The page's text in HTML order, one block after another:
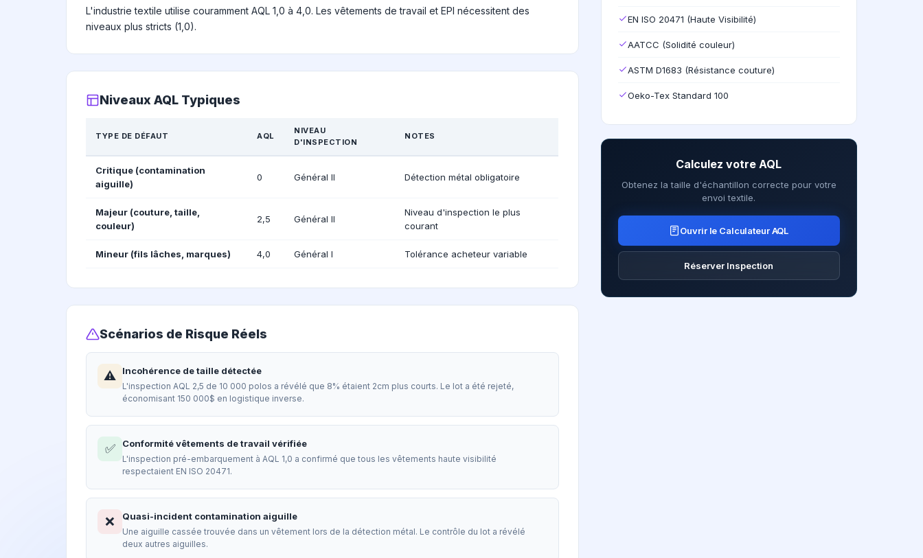
L'industrie textile utilise couramment AQL 1,0 à 4,0. Les vêtements de travail et EPI nécessitent des
niveaux plus stricts (1,0).
Niveaux AQL Typiques
TYPE DE DÉFAUT AQL
NIVEAU
D'INSPECTION
NOTES
Critique (contamination
aiguille)
0 Général II Détection métal obligatoire
Majeur (couture, taille,
couleur)
2,5 Général II
Niveau d'inspection le plus
courant
Mineur (fils lâches, marques) 4,0 Général I Tolérance acheteur variable
Scénarios de Risque Réels
⚠️ Incohérence de taille détectée
L'inspection AQL 2,5 de 10 000 polos a révélé que 8% étaient 2cm plus courts. Le lot a été rejeté,
économisant 150 000$ en logistique inverse.
✅ Conformité vêtements de travail vérifiée
L'inspection pré-embarquement à AQL 1,0 a confirmé que tous les vêtements haute visibilité
respectaient EN ISO 20471.
❌ Quasi-incident contamination aiguille
Une aiguille cassée trouvée dans un vêtement lors de la détection métal. Le contrôle du lot a révélé
deux autres aiguilles.
EN ISO 20471 (Haute Visibilité)
AATCC (Solidité couleur)
ASTM D1683 (Résistance couture)
Oeko-Tex Standard 100
Calculez votre AQL
Obtenez la taille d'échantillon correcte pour votre
envoi textile.
Ouvrir le Calculateur AQL
Réserver Inspection